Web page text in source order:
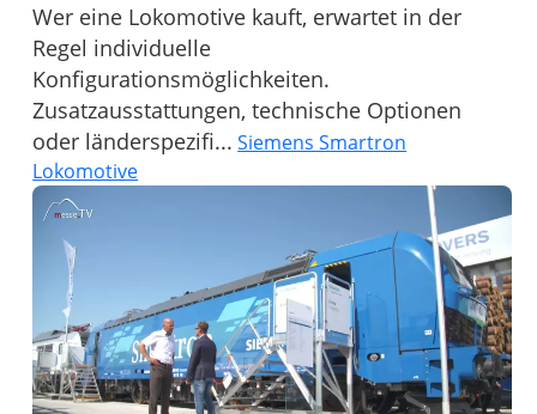
Wer eine Lokomotive kauft, erwartet in der
Regel individuelle
Konfigurationsmöglichkeiten.
Zusatzausstattungen, technische Optionen
oder länderspezifi... Siemens Smartron
Lokomotive